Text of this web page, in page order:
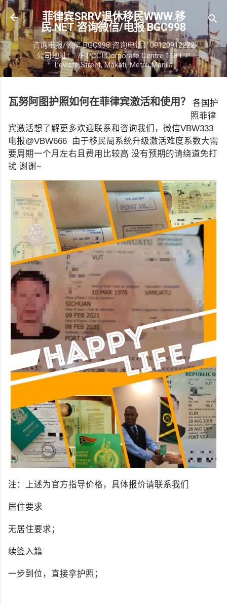
跳至主要内容
菲律宾SRRV退休移民WWW.移
民.NET 咨询微信/电报 BGC998
咨询电报/微信 BGC998 咨询电话：09120912222
公司地址： 7F PCCI Corporate Centre 118 L.P.
Leviste Street, Makati, Metro Manila
瓦努阿图护照如何在菲律宾激活和使用？
各国护
照菲律
宾激活想了解更多欢迎联系和咨询我们，微信VBW333
电报@VBW666 由于移民局系统升级激活难度系数大需
要周期一个月左右且费用比较高 没有预期的请绕道免打
扰 谢谢~
注：上述为官方指导价格，具体报价请联系我们
居住要求
无居住要求；
续签入籍
一步到位，直接拿护照；